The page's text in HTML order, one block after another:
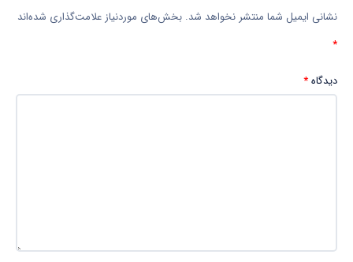
نشانی ایمیل شما منتشر نخواهد شد. بخش‌های موردنیاز علامت‌گذاری شده‌اند
*
دیدگاه*